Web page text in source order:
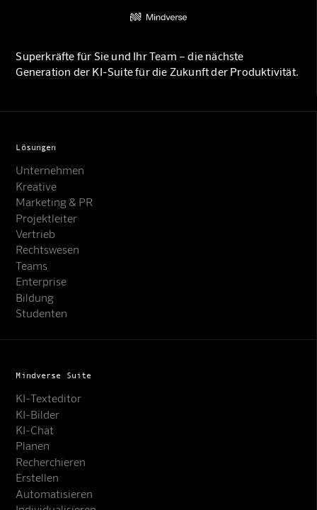
Superkräfte für Sie und Ihr Team – die nächste
Generation der KI-Suite für die Zukunft der Produktivität.
Lösungen
Unternehmen
Kreative
Marketing & PR
Projektleiter
Vertrieb
Rechtswesen
Teams
Enterprise
Bildung
Studenten
Mindverse Suite
KI-Texteditor
KI-Bilder
KI-Chat
Planen
Recherchieren
Erstellen
Automatisieren